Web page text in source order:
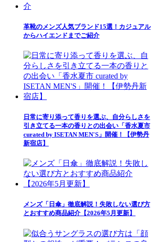
革靴のメンズ人気ブランド15選！カジュアル
からハイエンドまでご紹介
日常に寄り添って香りを選ぶ、自分らしさを
引き立てる一本の香りとの出会い「香水夏市
curated by ISETAN MEN'S」開催！【伊勢丹
新宿店】
メンズ「日傘」徹底解説！失敗しない選び方
とおすすめ商品紹介【2026年5月更新】